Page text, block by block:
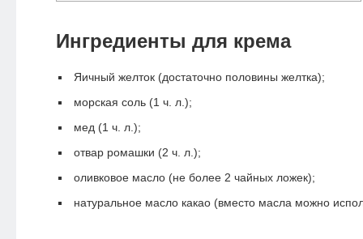
Ингредиенты для крема
Яичный желток (достаточно половины желтка);
морская соль (1 ч. л.);
мед (1 ч. л.);
отвар ромашки (2 ч. л.);
оливковое масло (не более 2 чайных ложек);
натуральное масло какао (вместо масла можно